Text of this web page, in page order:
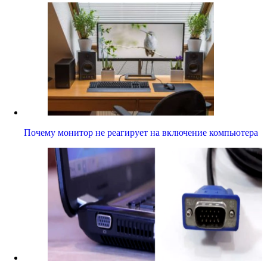
Почему монитор не реагирует на включение компьютера